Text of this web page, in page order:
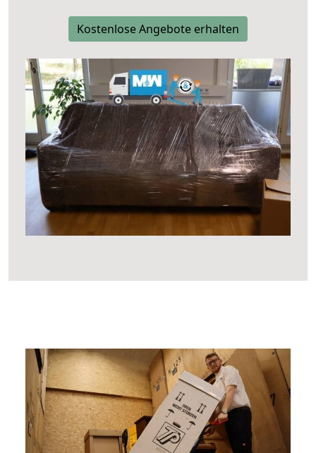
Kostenlose Angebote erhalten